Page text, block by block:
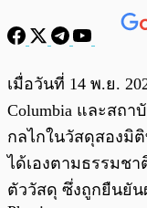
พร้อมเล่น
เมื่อวันที่ 14 พ.ย.
Columbia และสถา
กลไกในวัสดุสองมิ
ได้เองตามธรรมช
ตัววัสดุ ซึ่งถูกยืนยัน